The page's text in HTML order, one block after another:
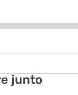
junto